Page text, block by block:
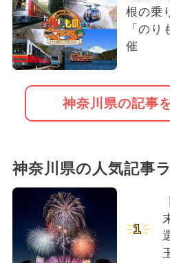
根の乗
「の
催
神奈川県の記事
神奈川県の人気記事
1